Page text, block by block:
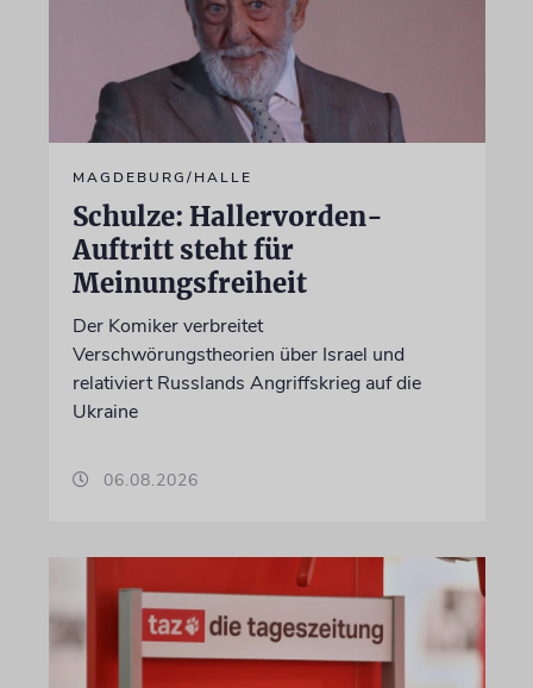
MAGDEBURG/HALLE
Schulze: Hallervorden-
Auftritt steht für
Meinungsfreiheit
Der Komiker verbreitet
Verschwörungstheorien über Israel und
relativiert Russlands Angriffskrieg auf die
Ukraine
06.08.2026